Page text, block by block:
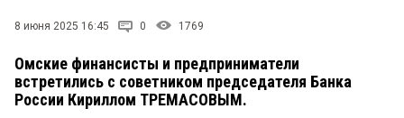
8 июня 2025 16:45 0 1769
Омские финансисты и предприниматели
встретились с советником председателя Банка
России Кириллом ТРЕМАСОВЫМ.